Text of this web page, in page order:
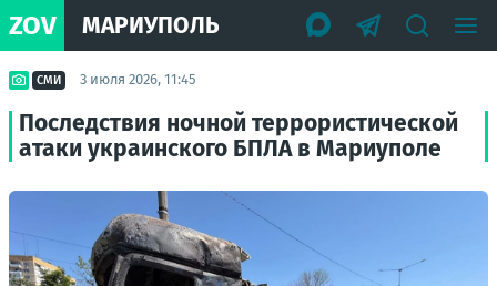
ZOV МАРИУПОЛЬ
СМИ 3 июля 2026, 11:45
Последствия ночной террористической
атаки украинского БПЛА в Мариуполе